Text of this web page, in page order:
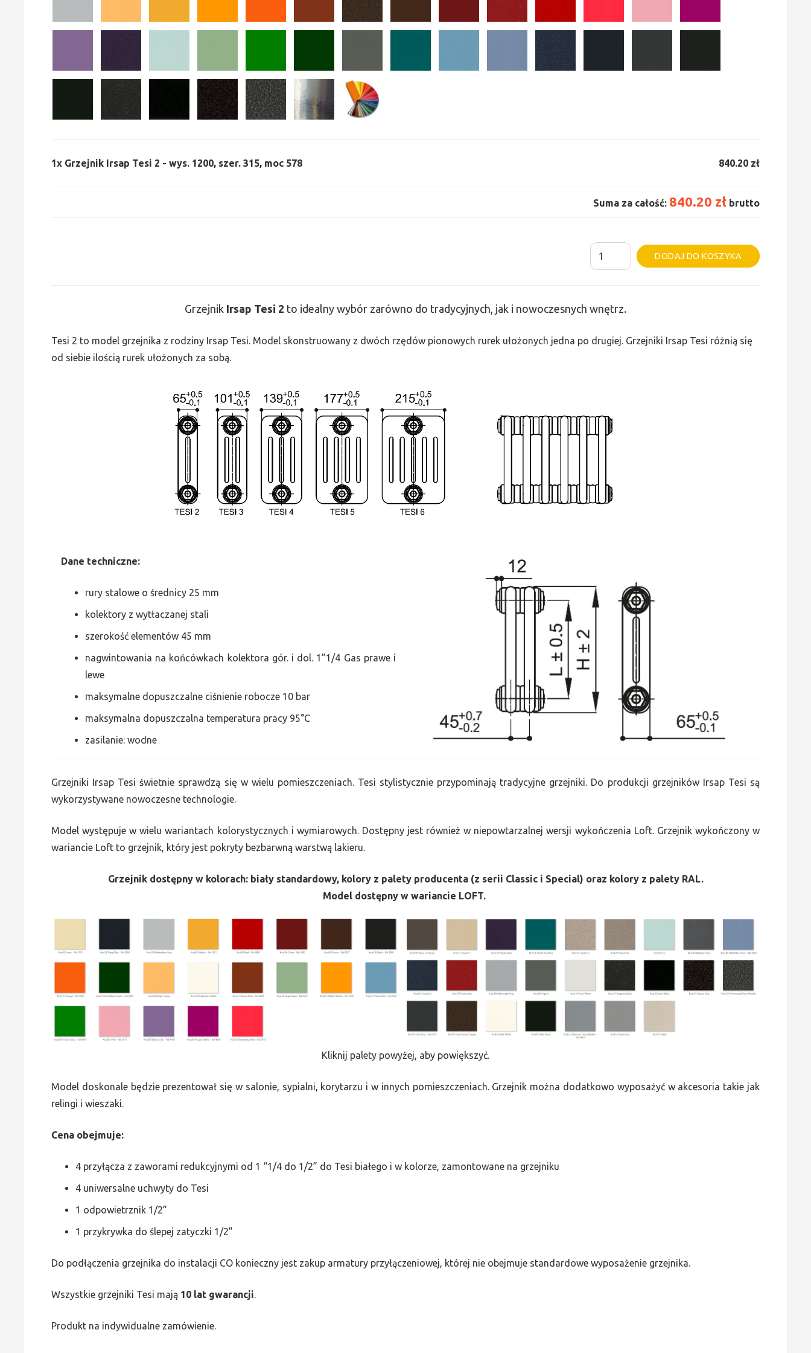
1x Grzejnik Irsap Tesi 2 - wys. 1200, szer. 315, moc 578 840.20 zł
Suma za całość: 840.20 zł brutto
ilość
Grzejnik
moc
578
DODAJ DO KOSZYKA
Alternative:
Grzejnik Irsap Tesi 2 to idealny wybór zarówno do tradycyjnych, jak i nowoczesnych wnętrz.
Tesi 2 to model grzejnika z rodziny Irsap Tesi. Model skonstruowany z dwóch rzędów pionowych rurek ułożonych jedna po drugiej. Grzejniki Irsap Tesi różnią się
od siebie ilością rurek ułożonych za sobą.
Dane techniczne:
rury stalowe o średnicy 25 mm
kolektory z wytłaczanej stali
szerokość elementów 45 mm
nagwintowania na końcówkach kolektora gór. i dol. 1”1/4 Gas prawe i
lewe
maksymalne dopuszczalne ciśnienie robocze 10 bar
maksymalna dopuszczalna temperatura pracy 95°C
zasilanie: wodne
Grzejniki Irsap Tesi świetnie sprawdzą się w wielu pomieszczeniach. Tesi stylistycznie przypominają tradycyjne grzejniki. Do produkcji grzejników Irsap Tesi są
wykorzystywane nowoczesne technologie.
Model występuje w wielu wariantach kolorystycznych i wymiarowych. Dostępny jest również w niepowtarzalnej wersji wykończenia Loft. Grzejnik wykończony w
wariancie Loft to grzejnik, który jest pokryty bezbarwną warstwą lakieru.
Grzejnik dostępny w kolorach: biały standardowy, kolory z palety producenta (z serii Classic i Special) oraz kolory z palety RAL.
Model dostępny w wariancie LOFT.
Kliknij palety powyżej, aby powiększyć.
Model doskonale będzie prezentował się w salonie, sypialni, korytarzu i w innych pomieszczeniach. Grzejnik można dodatkowo wyposażyć w akcesoria takie jak
relingi i wieszaki.
Cena obejmuje:
4 przyłącza z zaworami redukcyjnymi od 1 “1/4 do 1/2” do Tesi białego i w kolorze, zamontowane na grzejniku
4 uniwersalne uchwyty do Tesi
1 odpowietrznik 1/2”
1 przykrywka do ślepej zatyczki 1/2”
Do podłączenia grzejnika do instalacji CO konieczny jest zakup armatury przyłączeniowej, której nie obejmuje standardowe wyposażenie grzejnika.
Wszystkie grzejniki Tesi mają 10 lat gwarancji.
Produkt na indywidualne zamówienie.